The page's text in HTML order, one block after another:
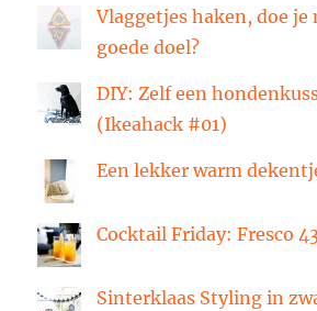
Vlaggetjes haken, doe je
goede doel?
DIY: Zelf een
(Ikeahack #01)
Een lekker warm
Cocktail Friday: Fresco
Sinterklaas Styling in